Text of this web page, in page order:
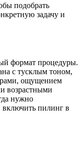
подобрать
задачу и
формат процедуры.
с тусклым тоном,
ощущением
возрастными
нужно
включить пилинг в